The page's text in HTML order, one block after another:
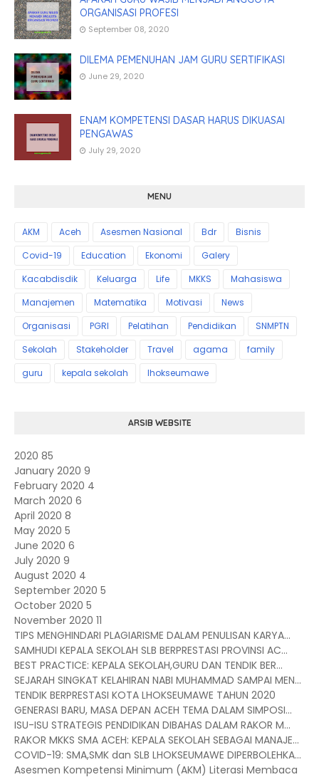
ORGANISASI PROFESI
September 08, 2020
DILEMA PEMENUHAN JAM GURU SERTIFIKASI
June 29, 2020
ENAM KOMPETENSI DASAR HARUS DIKUASAI
PENGAWAS
July 29, 2020
MENU
AKM Aceh Asesmen Nasional Bdr
Bisnis
Covid-19
Education Ekonomi
Galery
Kacabdisdik
Keluarga Life MKKS
Mahasiswa
Manajemen
Matematika Motivasi
News
Organisasi
PGRI Pelatihan Pendidikan
SNMPTN
Sekolah
Stakeholder Travel agama
family
guru
kepala sekolah lhokseumawe
ARSIB WEBSITE
2020 85
January 2020 9
February 2020 4
March 2020 6
April 2020 8
May 2020 5
June 2020 6
July 2020 9
August 2020 4
September 2020 5
October 2020 5
November 2020 11
TIPS MENGHINDARI PLAGIARISME DALAM PENULISAN KARYA...
SAMHUDI KEPALA SEKOLAH SLB BERPRESTASI PROVINSI AC...
BEST PRACTICE: KEPALA SEKOLAH,GURU DAN TENDIK BER...
SEJARAH SINGKAT KELAHIRAN NABI MUHAMMAD SAMPAI MEN...
TENDIK BERPRESTASI KOTA LHOKSEUMAWE TAHUN 2020
GENERASI BARU, MASA DEPAN ACEH TEMA DALAM SIMPOSI...
ISU-ISU STRATEGIS PENDIDIKAN DIBAHAS DALAM RAKOR M...
RAKOR MKKS SMA ACEH: KEPALA SEKOLAH SEBAGAI MANAJE...
COVID-19: SMA,SMK dan SLB LHOKSEUMAWE DIPERBOLEHKA...
Asesmen Kompetensi Minimum (AKM) Literasi Membaca